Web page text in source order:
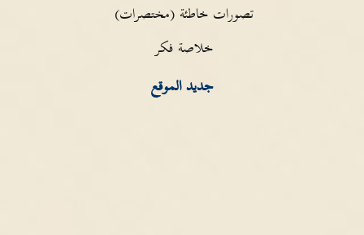
تصورات خاطئة (مختصرات)
خلاصة فكر
جديد الموقع